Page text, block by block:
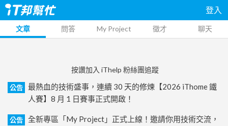
登入
文章 問答 My Project 徵才 聊天
按讚加入 iThelp 粉絲團追蹤
公告
最熱血的技術盛事，連續 30 天的修煉【2026 iThome 鐵
人賽】8 月 1 日賽事正式開啟！
公告
全新專區「My Project」正式上線！邀請你用技術交流，